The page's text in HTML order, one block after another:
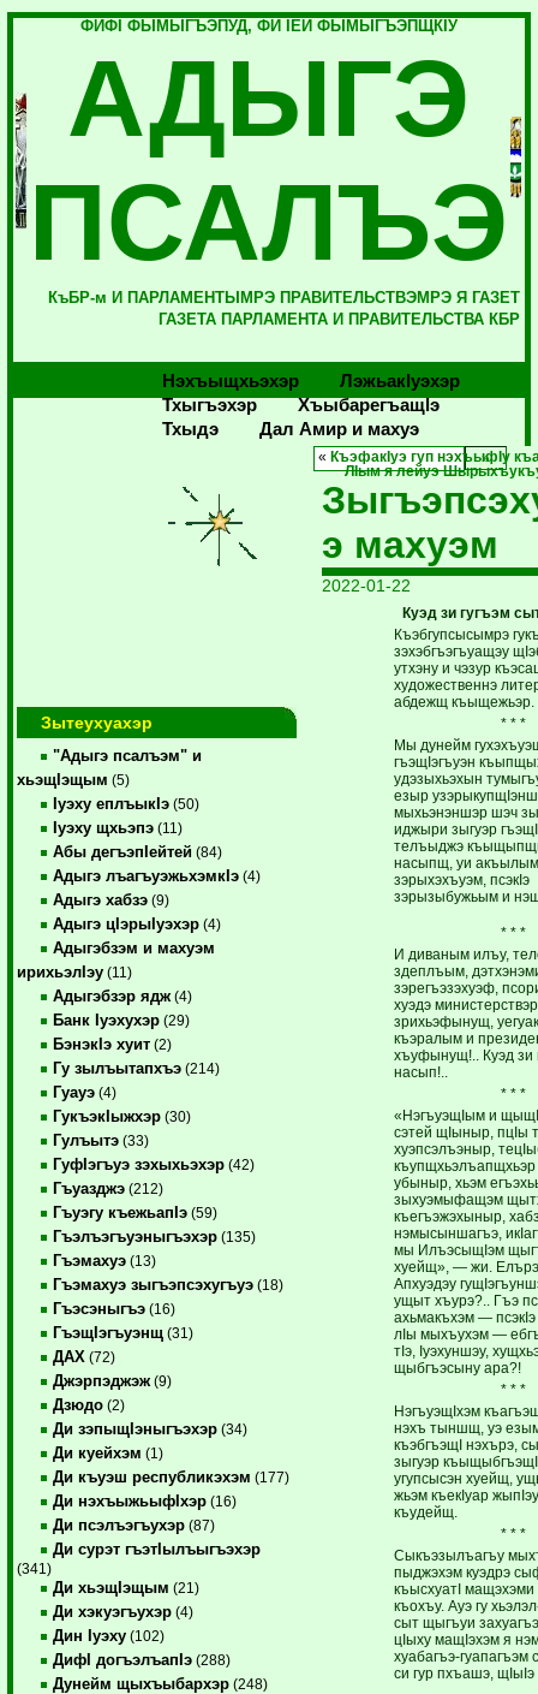
ФИФI ФЫМЫГЪЭПУД, ФИ IЕЙ ФЫМЫГЪЭПЩКIУ
АДЫГЭ
ПСАЛЪЭ
КъБР-м И ПАРЛАМЕНТЫМРЭ ПРАВИТЕЛЬСТВЭМРЭ Я ГАЗЕТ
ГАЗЕТА ПАРЛАМЕНТА И ПРАВИТЕЛЬСТВА КБР
Нэхъыщхьэхэр
Лэжьакlуэхэр
Тхыгъэхэр
Хъыбарегъащlэ
Тхыдэ
Дал Амир и махуэ
Зытеухуахэр
"Адыгэ псалъэм" и
хьэщIэщым (5)
Iуэху еплъыкIэ (50)
Iуэху щхьэпэ (11)
Абы дегъэпIейтей (84)
Адыгэ лъагъуэжьхэмкIэ (4)
Адыгэ хабзэ (9)
Адыгэ цIэрыIуэхэр (4)
Адыгэбзэм и махуэм
ирихьэлIэу (11)
Адыгэбзэр ядж (4)
Банк Iуэхухэр (29)
БэнэкIэ хуит (2)
Гу зылъытапхъэ (214)
Гуауэ (4)
ГукъэкIыжхэр (30)
Гулъытэ (33)
ГуфIэгъуэ зэхыхьэхэр (42)
Гъуазджэ (212)
Гъуэгу къежьапIэ (59)
Гъэлъэгъуэныгъэхэр (135)
Гъэмахуэ (13)
Гъэмахуэ зыгъэпсэхугъуэ (18)
Гъэсэныгъэ (16)
ГъэщIэгъуэнщ (31)
ДАХ (72)
Джэрпэджэж (9)
Дзюдо (2)
Ди зэпыщIэныгъэхэр (34)
Ди куейхэм (1)
Ди къуэш республикэхэм (177)
Ди нэхъыжьыфIхэр (16)
Ди псэлъэгъухэр (87)
Ди сурэт гъэтIылъыгъэхэр
(341)
Ди хьэщIэщым (21)
Ди хэкуэгъухэр (4)
Дин Iуэху (102)
ДифI догъэлъапIэ (288)
Дунейм щыхъыбархэр (248)
« КъэфакIуэ гуп нэхъыфIу
ЛIым я лейуэ
э махуэм
2022-01-22
Куэд зи гугъэм
Къэбгупсысымрэ
зэхэбгъэгъуащэу
утхэну и чэзур
художественнэ
абдежщ къыщежьэр.
* * *
Мы дунейм
гъэщIэгъуэн
удэзыхьэхын
езыр
мыхьэнэншэр шэч
иджыри зыгуэр
телъыджэ
насыпщ, уи акъылым
зэрыхэхъуэм, псэкIэ
зэрызыбужьым и
* * *
И диваным илъу,
здеплъым,
зэрегъэзэхуэф,
хуэдэ
зрихьэфынущ,
къэралым и
хъуфынущ!.. Куэд зи
насып!..
* * *
«НэгъуэщIым и
сэтей щIыныр, пцIы
хуэпсэлъэныр,
убыныр, хьэм
зыхуэмыфащэм
къегъэжэхыныр,
нэмысыншагъэ,
мы ИлъэсыщIэм
хуейщ», — жи.
Апхуэдэу
ущыт хъурэ?.. Гъэ
ахьмакъхэм —
лIы мыхъухэм —
тIэ, Iуэхуншэу,
щыбгъэсыну ара?!
* * *
НэгъуэщIхэм
нэхъ тыншщ, уэ
къэбгъэщI нэхърэ,
зыгуэр
угупсысэн хуейщ,
жьэм къекIуар
къудейщ.
* * *
Сыкъэзылъагъу
пыджэхэм куэдрэ
къысхуатI
къохъу. Ауэ гу
сыт щыгъуи
цIыху мащIэхэм я
хуабагъэ-
си гур пхъашэ, щIыIэ